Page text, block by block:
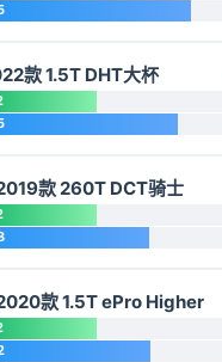
款 1.5T DHT大杯
款 260T DCT骑士
款 1.5T ePro Higher